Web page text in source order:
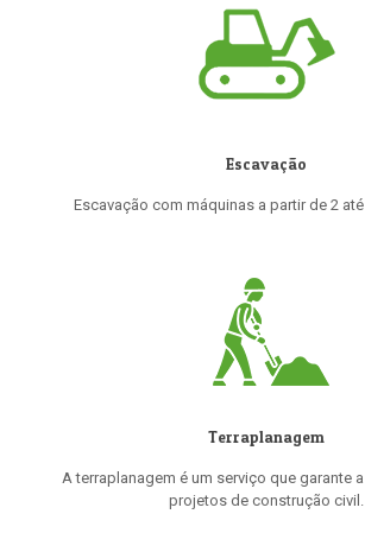
Escavação
Escavação com máquinas a partir de 2
Terraplanagem
A terraplanagem é um serviço que garante
projetos de construção civil.